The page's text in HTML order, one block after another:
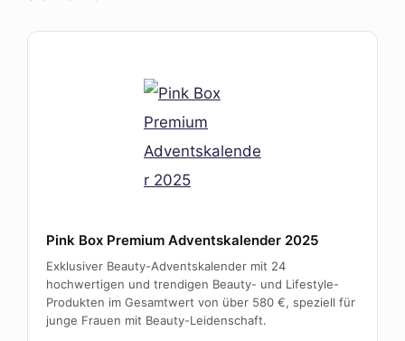
Pink Box Premium Adventskalender 2025
Exklusiver Beauty-Adventskalender mit 24
hochwertigen und trendigen Beauty- und Lifestyle-
Produkten im Gesamtwert von über 580 €, speziell für
junge Frauen mit Beauty-Leidenschaft.